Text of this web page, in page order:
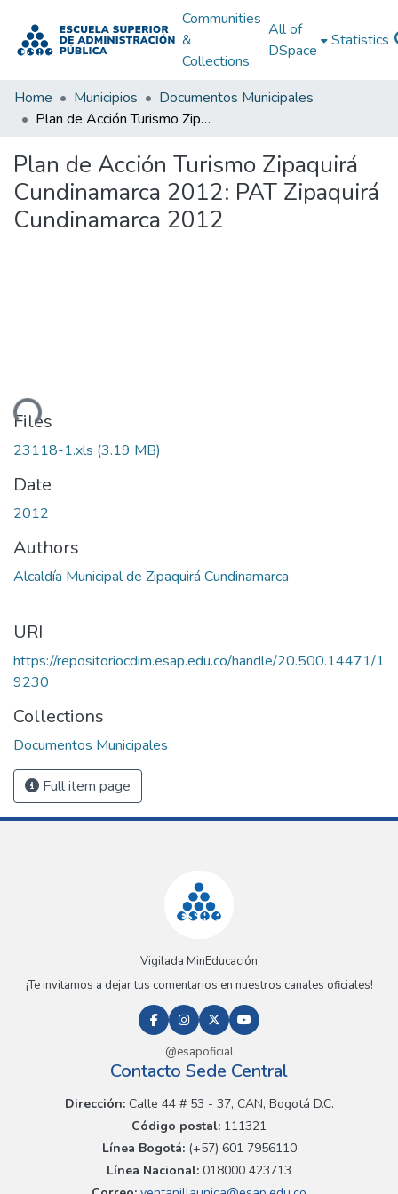
Communities
&
Collections
All of
DSpace
Statistics
Home Municipios
Documentos Municipales
Plan de Acción Turismo Zipaquirá Cundinamarca 2012: PAT Zipaquirá Cundinamarca 2012
Plan de Acción Turismo Zipaquirá
Cundinamarca 2012: PAT Zipaquirá
Cundinamarca 2012
Files
23118-1.xls (3.19 MB)
Date
2012
Authors
Alcaldía Municipal de Zipaquirá Cundinamarca
URI
https://repositoriocdim.esap.edu.co/handle/20.500.14471/1
9230
Collections
Documentos Municipales
Full item page
Vigilada MinEducación
¡Te invitamos a dejar tus comentarios en nuestros canales oficiales!
@esapoficial
Contacto Sede Central
Dirección:Calle 44 # 53 - 37, CAN, Bogotá D.C.
Código postal: 111321
Línea Bogotá:(+57) 601 7956110
Línea Nacional: 018000 423713